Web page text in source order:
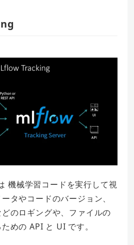
機械学習コードを実行して視
タやコードのバージョン、
のロギングや、ファイルの
めの API と UI です。